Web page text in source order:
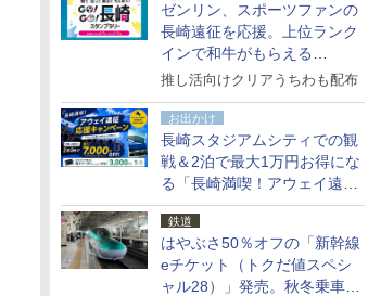
ゼンリン、スポーツファンの
長崎遠征を応援。上位ランク
インで和牛がもらえる
「GO！GO！長崎スタンプラ
推し活向けクリアうちわも配布
お出かけ
長崎スタジアムシティでの観
戦＆2泊で最大1万円お得にな
る「長崎満喫！アウェイ遠征
応援キャンペーン」
鉄道
はやぶさ50％オフの「新幹線
eチケット（トクだ値スペシ
ャル28）」発売。秋冬乗車